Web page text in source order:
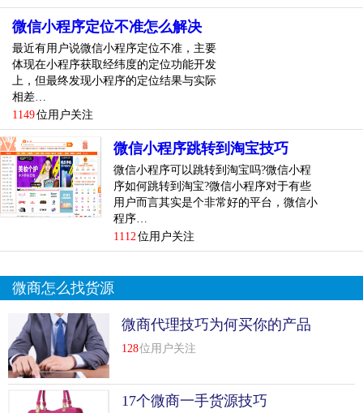
所以各行各业都有自己的操作规则。如果没有亲身经历，就
不要妄下结论。
微商怎么样，靠谱吗？存在是合理的。只要光明正大的赚
钱，用自己的劳动和脑力赚钱，不违法，不触底线，不违背
道德，就不用在意别人的言论。我怕自己什么都不懂的时候
不理解，还会评论揣测，给别人一个不切实际的污名。
微商早期运营的时候流量不大，所以新生的微商90%以上都
手机微商加好友好还是微商加好友好？一手商学院提醒你，
想做微信生意，那么多品牌都在招商，找一个自己喜欢的，
再看别人条件。如果他们“对”，那就好好做。每个行业都一
样。只要用心坚持，比较后的结果不会太差。但前提是找到
微信小程序定位不准怎么解决
最近有用户说微信小程序定位不准，主要
体现在小程序获取经纬度的定位功能开发
上，但最终发现小程序的定位结果与实际
相差…
1149位用户关注
微信小程序跳转到淘宝技巧
微信小程序可以跳转到淘宝吗?微信小程
序如何跳转到淘宝?微信小程序对于有些
用户而言其实是个非常好的平台，微信小
程序…
1112 位用户关注
微商怎么找货源
微商代理技巧为何买你的产品
128位用户关注
17个微商一手货源技巧